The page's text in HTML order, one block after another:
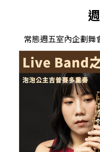
常態週五室內企劃舞